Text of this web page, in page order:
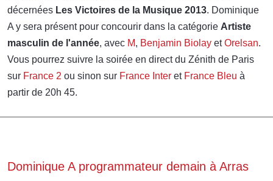
décernées Les Victoires de la Musique 2013. Dominique
A y sera présent pour concourir dans la catégorie Artiste
masculin de l'année, avec M, Benjamin Biolay etOrelsan.
Vous pourrez suivre la soirée en direct du Zénith de Paris
sur France 2 ou sinon sur France Inter et France Bleu à
partir de 20h 45.
Dominique A programmateur demain à Arras